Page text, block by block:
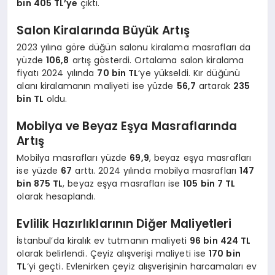
bin 405 TL’ye çıktı.
Salon Kiralarında Büyük Artış
2023 yılına göre düğün salonu kiralama masrafları da
yüzde 106,8 artış gösterdi. Ortalama salon kiralama
fiyatı 2024 yılında 70 bin TL‘ye yükseldi. Kır düğünü
alanı kiralamanın maliyeti ise yüzde 56,7 artarak 235
bin TL oldu.
Mobilya ve Beyaz Eşya Masraflarında
Artış
Mobilya masrafları yüzde 69,9, beyaz eşya masrafları
ise yüzde 67 arttı. 2024 yılında mobilya masrafları147
bin 875 TL, beyaz eşya masrafları ise105 bin 7 TL
olarak hesaplandı.
Evlilik Hazırlıklarının Diğer Maliyetleri
İstanbul’da kiralık ev tutmanın maliyeti 96 bin 424 TL
olarak belirlendi. Çeyiz alışverişi maliyeti ise170 bin
TL‘yi geçti. Evlenirken çeyiz alışverişinin harcamaları ev